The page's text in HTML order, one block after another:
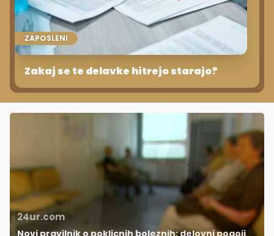
ZAPOSLENI
Zakaj se te delavke hitrejo starajo?
24ur.com
Novi pravilnik o poklicnih boleznih: delovni pogoji